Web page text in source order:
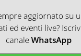
aggiornato su
ed eventi live?
canaleWhatsApp